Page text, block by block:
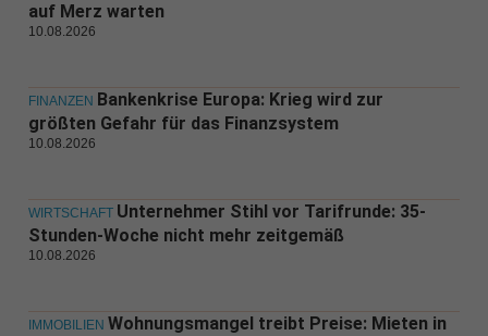
auf Merz warten
10.08.2026
FINANZEN Bankenkrise Europa: Krieg wird zur
größten Gefahr für das Finanzsystem
10.08.2026
WIRTSCHAFT Unternehmer Stihl vor Tarifrunde: 35-
Stunden-Woche nicht mehr zeitgemäß
10.08.2026
IMMOBILIEN Wohnungsmangel treibt Preise: Mieten in